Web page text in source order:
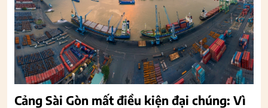
Cảng Sài Gòn mất điều kiện đại chúng: Vì